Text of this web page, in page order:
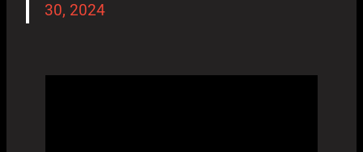
30, 2024